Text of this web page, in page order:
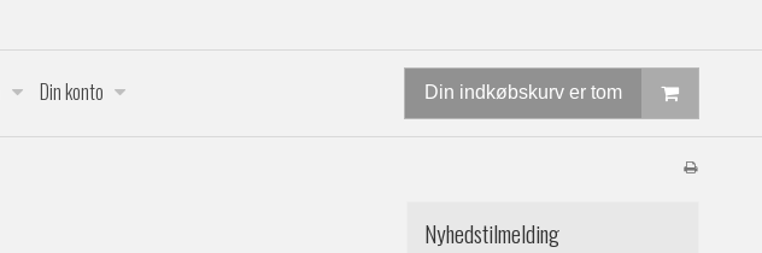
Din konto Din indkøbskurv er tom
Nyhedstilmelding